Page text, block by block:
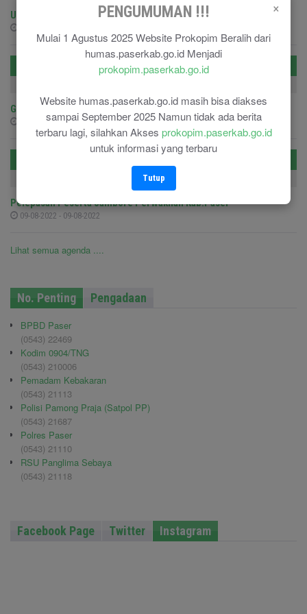
×
PENGUMUMAN !!!
Mulai 1 Agustus 2025 Website Prokopim Beralih dari
humas.paserkab.go.id Menjadi
prokopim.paserkab.go.id
Website humas.paserkab.go.id masih bisa diakses
sampai September 2025 Namun tidak ada berita
terbaru lagi, silahkan Akses prokopim.paserkab.go.id
untuk informasi yang terbaru
Tutup
Upacara Pengkuhan Anggota PASKIBRAKA
Senin
Gerak Jalan
15-08-2022 - 15-08-2022
09-08-2022
Pelepasan Peserta Jambore Perwakilan Kab.Paser
09-08-2022 - 09-08-2022
Lihat semua agenda ....
No. Penting Pengadaan
BPBD Paser
(0543) 22469
Kodim 0904/TNG
(0543) 210006
Pemadam Kebakaran
(0543) 21113
Polisi Pamong Praja (Satpol PP)
(0543) 21687
Polres Paser
(0543) 21110
RSU Panglima Sebaya
(0543) 21118
Facebook Page Twitter Instagram